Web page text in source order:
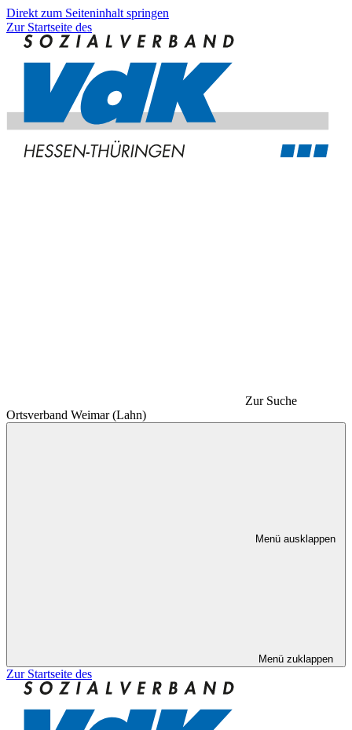
Direkt zum Seiteninhalt springen
Zur Startseite des
Zur Suche
Ortsverband Weimar (Lahn)
Menü ausklappen
Menü zuklappen
Zur Startseite des